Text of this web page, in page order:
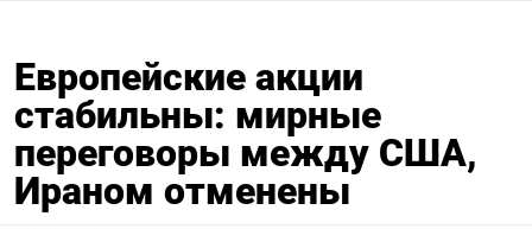
Европейские акции
стабильны: мирные
переговоры между США,
Ираном отменены